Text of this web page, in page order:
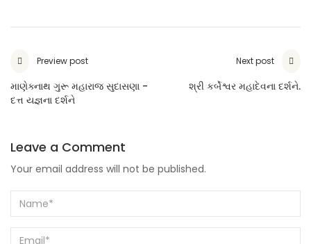
Preview post
માણેક્નાથ ગુરૂ મહારાજ સુદાસણા -
દત્ત યજ્ઞના દર્શને
Next post
શ્રી કર્બેશ્વર મહાદેવના દર્શને.
Leave a Comment
Your email address will not be published.